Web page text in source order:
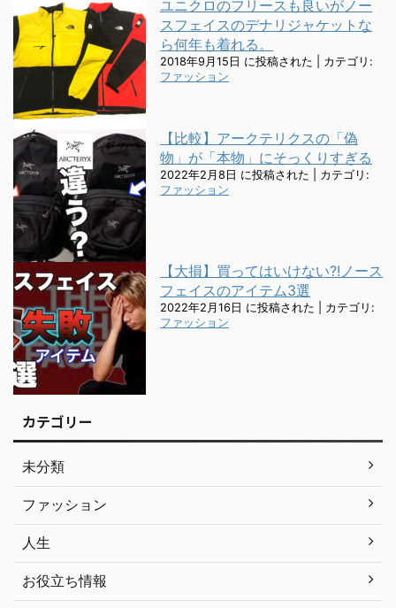
ユニクロのフリースも良いがノー
スフェイスのデナリジャケットな
ら何年も着れる。
2018年9月15日 に投稿された
カテゴリ:
ファッション
【比較】アークテリクスの「偽
物」が「本物」にそっくりすぎる
2022年2月8日 に投稿された
カテゴリ:
ファッション
【大損】買ってはいけない?!ノース
フェイスのアイテム3選
2022年2月16日 に投稿された
カテゴリ:
ファッション
カテゴリー
未分類
ファッション
人生
お役立ち情報